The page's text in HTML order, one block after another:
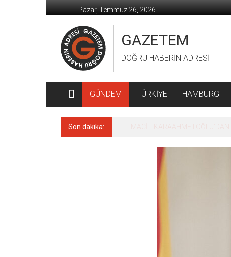
geç
Pazar, Temmuz 26, 2026
GAZETEM
DOĞRU HABERİN ADRESİ
GÜNDEM TÜRKİYE HAMBURG
Son dakika: